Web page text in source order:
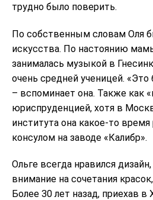
трудно было поверить.
По собственным словам Оля
искусства. По настоянию
занималась музыкой в
очень средней ученицей.
– вспоминает она. Также как
юриспруденцией, хотя в
института она какое-то
консулом на заводе «Калибр».
Ольге всегда нравился
внимание на сочетания
Более 30 лет назад, приехав в